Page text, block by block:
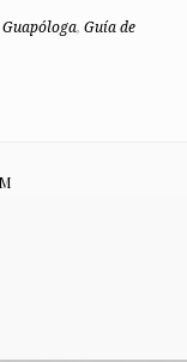
Guapóloga, Guía de